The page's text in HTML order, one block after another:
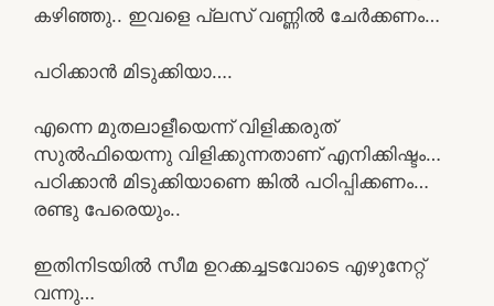
കഴിഞ്ഞു.. ഇവളെ പ്ലസ്‌ വണ്ണിൽ ചേർക്കണം…
പഠിക്കാൻ മിടുക്കിയാ….
എന്നെ മുതലാളീയെന്ന് വിളിക്കരുത്
സുൽഫിയെന്നു വിളിക്കുന്നതാണ് എനിക്കിഷ്ടം…
പഠിക്കാൻ മിടുക്കിയാണെ ങ്കിൽ പഠിപ്പിക്കണം…
രണ്ടു പേരെയും..
ഇതിനിടയിൽ സീമ ഉറക്കച്ചടവോടെ എഴുനേറ്റ്
വന്നു…